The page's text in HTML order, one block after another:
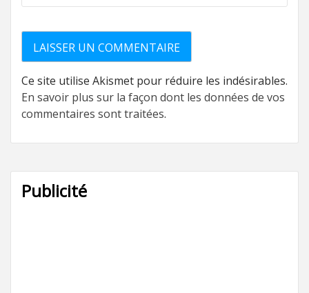
Ce site utilise Akismet pour réduire les indésirables.
En savoir plus sur la façon dont les données de vos
commentaires sont traitées.
Publicité